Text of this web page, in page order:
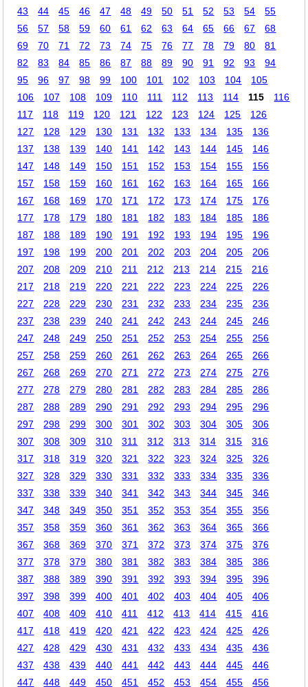
43
44 45 46 47 48 49 50 51 52 53 54
55
56
57 58 59 60 61 62 63 64 65 66 67
68
69
70 71 72 73 74 75 76 77 78 79 80
81
82
83 84 85 86 87 88 89 90 91 92 93
94
95
96 97 98 99 100 101 102 103 104
105
106
107 108 109 110 111 112 113 114 115
116
117
118 119 120 121 122 123 124 125
126
127
128 129 130 131 132 133 134 135
136
137
138 139 140 141 142 143 144 145
146
147
148 149 150 151 152 153 154 155
156
157
158 159 160 161 162 163 164 165
166
167
168 169 170 171 172 173 174 175
176
177
178 179 180 181 182 183 184 185
186
187
188 189 190 191 192 193 194 195
196
197
198 199 200 201 202 203 204 205
206
207
208 209 210 211 212 213 214 215
216
217
218 219 220 221 222 223 224 225
226
227
228 229 230 231 232 233 234 235
236
237
238 239 240 241 242 243 244 245
246
247
248 249 250 251 252 253 254 255
256
257
258 259 260 261 262 263 264 265
266
267
268 269 270 271 272 273 274 275
276
277
278 279 280 281 282 283 284 285
286
287
288 289 290 291 292 293 294 295
296
297
298 299 300 301 302 303 304 305
306
307
308 309 310 311 312 313 314 315
316
317
318 319 320 321 322 323 324 325
326
327
328 329 330 331 332 333 334 335
336
337
338 339 340 341 342 343 344 345
346
347
348 349 350 351 352 353 354 355
356
357
358 359 360 361 362 363 364 365
366
367
368 369 370 371 372 373 374 375
376
377
378 379 380 381 382 383 384 385
386
387
388 389 390 391 392 393 394 395
396
397
398 399 400 401 402 403 404 405
406
407
408 409 410 411 412 413 414 415
416
417
418 419 420 421 422 423 424 425
426
427
428 429 430 431 432 433 434 435
436
437
438 439 440 441 442 443 444 445
446
447
448 449 450 451 452 453 454 455 456